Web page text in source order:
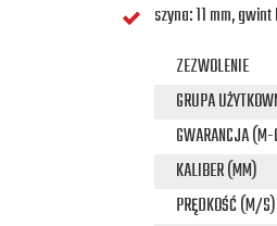
szyna: 11 mm,
ZEZWOLENIE
GRUPA
GWARANCJA
KALIBER (MM)
PRĘDKOŚĆ (M/S)